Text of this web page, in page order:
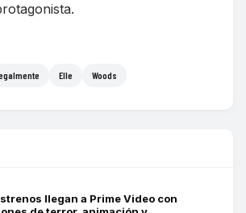
Elle Woods
llegan a Prime Video con